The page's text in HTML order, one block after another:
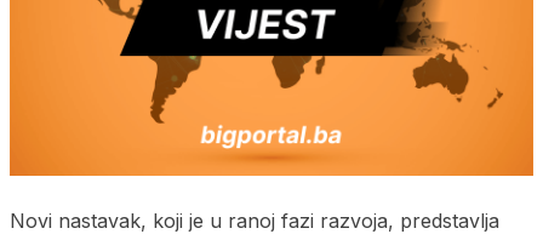
Novi nastavak, koji je u ranoj fazi razvoja, predstavlja